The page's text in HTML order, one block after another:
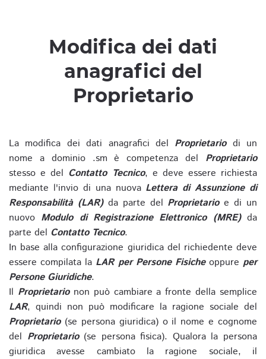
Modifica dei dati
anagrafici del
Proprietario
La modifica dei dati anagrafici del Proprietariodi un
nome a dominio .sm è competenza del Proprietario
stesso e del Contatto Tecnico, e deve essere richiesta
mediante l'invio di una nuova Lettera di Assunzione di
Responsabilità (LAR)da parte del Proprietarioe di un
nuovo Modulo di Registrazione Elettronico (MRE)da
parte del Contatto Tecnico.
In base alla configurazione giuridica del richiedente deve
essere compilata la LAR per Persone Fisicheoppure per
Persone Giuridiche.
Il Proprietarionon può cambiare a fronte della semplice
LAR, quindi non può modificare la ragione sociale del
Proprietario(se persona giuridica) o il nome e cognome
del Proprietario(se persona fisica). Qualora la persona
giuridica avesse cambiato la ragione sociale, il